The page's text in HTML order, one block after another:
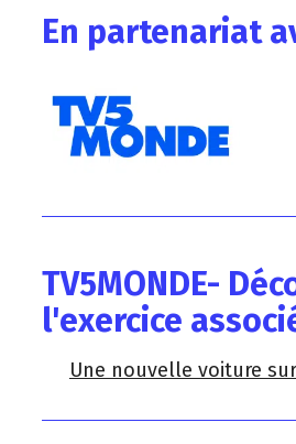
En partenariat
TV5MONDE-
l'exercice
Une nouvelle voiture